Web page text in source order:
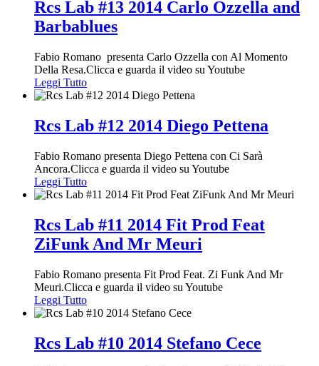
Rcs Lab #13 2014 Carlo Ozzella and
Barbablues
Fabio Romano presenta Carlo Ozzella con Al Momento
Della Resa.Clicca e guarda il video su Youtube
Leggi Tutto
Rcs Lab #12 2014 Diego Pettena
Fabio Romano presenta Diego Pettena con Ci Sarà
Ancora.Clicca e guarda il video su Youtube
Leggi Tutto
Rcs Lab #11 2014 Fit Prod Feat
ZiFunk And Mr Meuri
Fabio Romano presenta Fit Prod Feat. Zi Funk And Mr
Meuri.Clicca e guarda il video su Youtube
Leggi Tutto
Rcs Lab #10 2014 Stefano Cece